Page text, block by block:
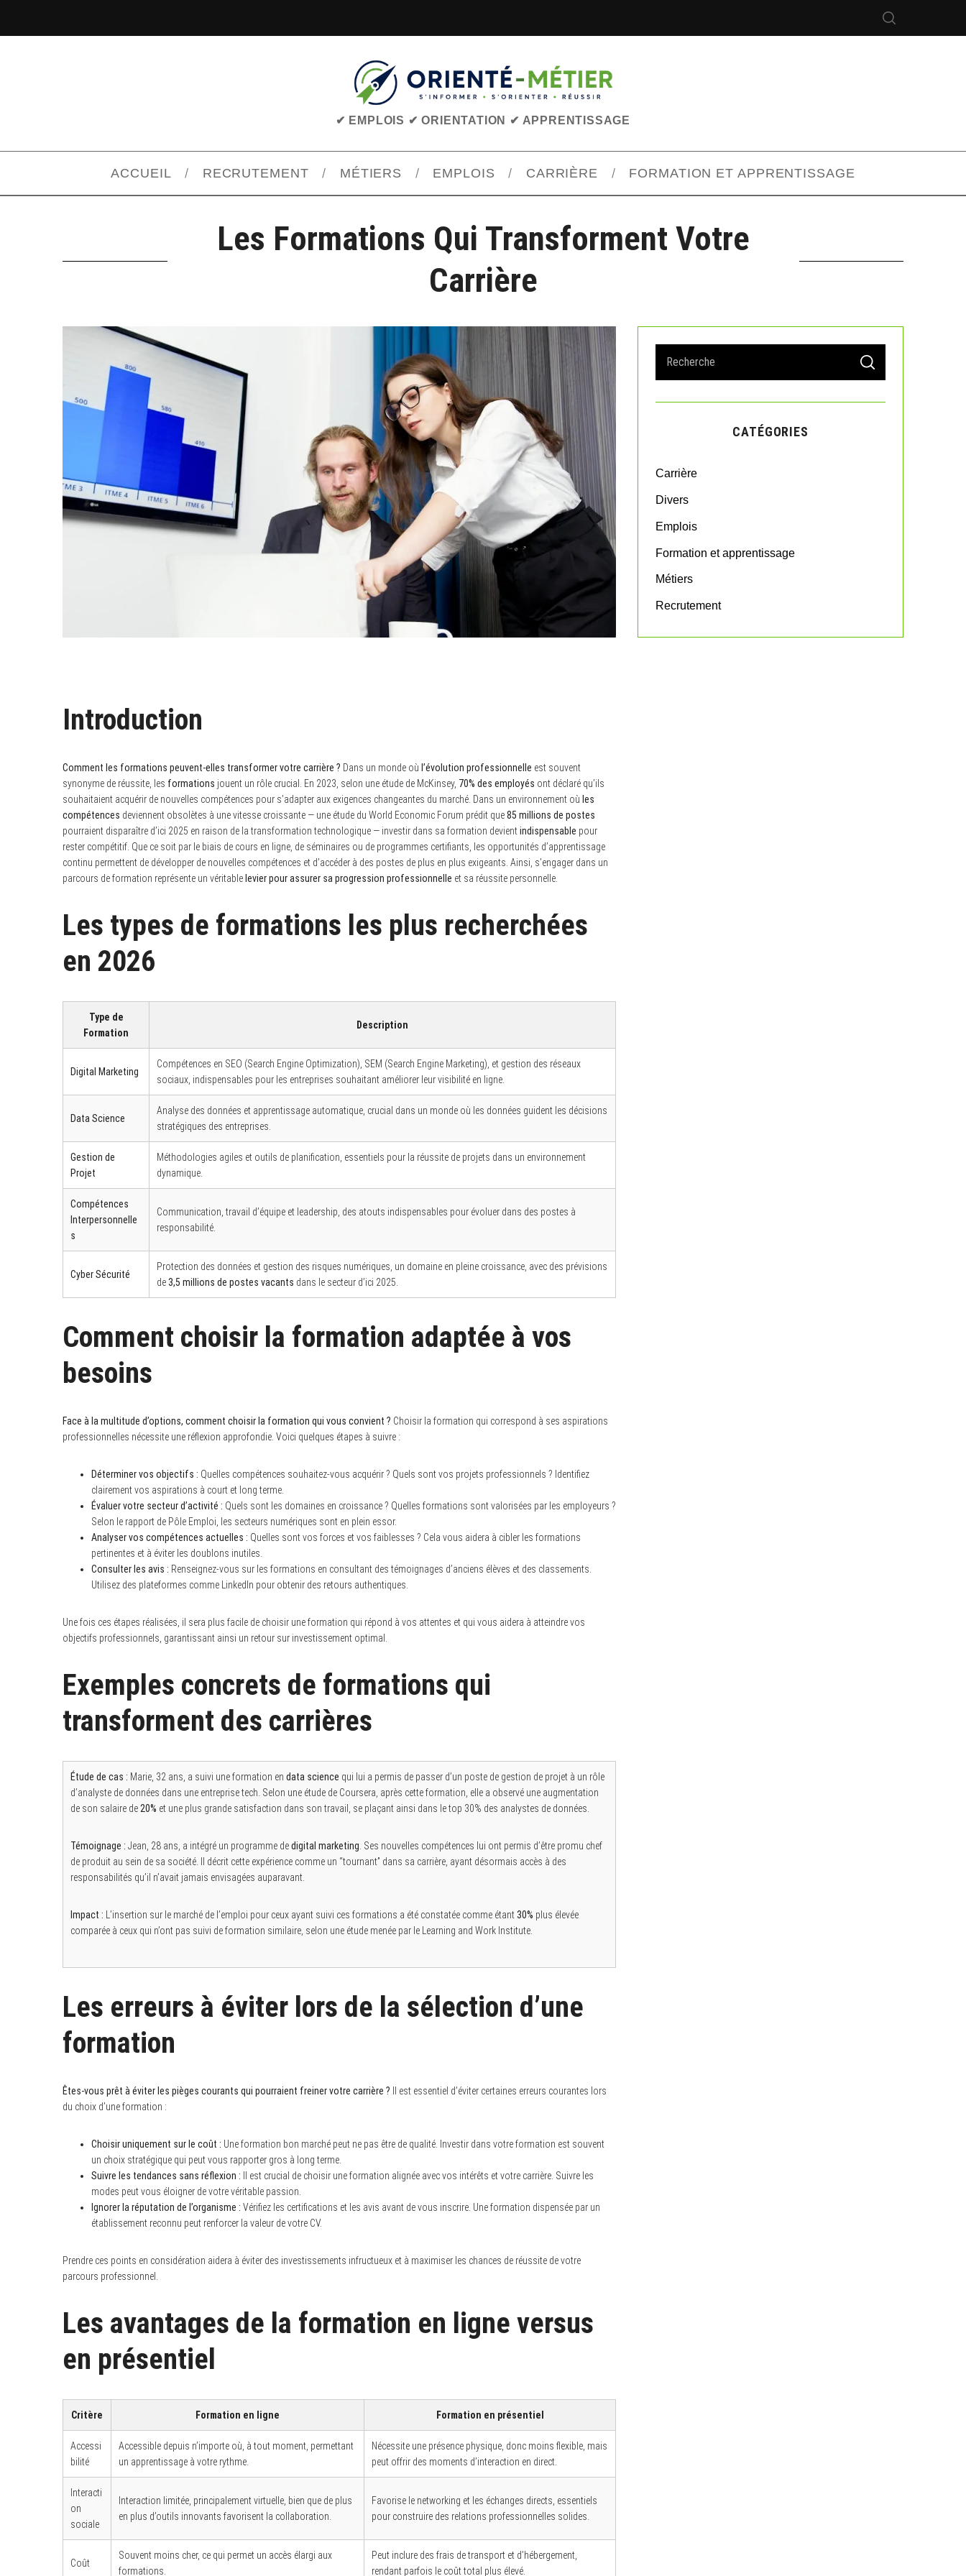
✔ EMPLOIS ✔ ORIENTATION ✔ APPRENTISSAGE
ACCUEIL RECRUTEMENT MÉTIERS EMPLOIS CARRIÈRE FORMATION ET APPRENTISSAGE
Les Formations Qui Transforment Votre
Carrière
Introduction
Comment les formations peuvent-elles transformer votre carrière ? Dans un monde où l’évolution professionnelle est souvent
synonyme de réussite, les formations jouent un rôle crucial. En 2023, selon une étude de McKinsey, 70% des employés ont déclaré qu’ils
souhaitaient acquérir de nouvelles compétences pour s’adapter aux exigences changeantes du marché. Dans un environnement où les
compétences deviennent obsolètes à une vitesse croissante — une étude du World Economic Forum prédit que85 millions de postes
pourraient disparaître d’ici 2025 en raison de la transformation technologique — investir dans sa formation devientindispensable pour
rester compétitif. Que ce soit par le biais de cours en ligne, de séminaires ou de programmes certifiants, les opportunités d’apprentissage
continu permettent de développer de nouvelles compétences et d’accéder à des postes de plus en plus exigeants. Ainsi, s’engager dans un
parcours de formation représente un véritable levier pour assurer sa progression professionnelle et sa réussite personnelle.
Les types de formations les plus recherchées
en 2026
Type de
Formation
Description
Digital Marketing
Compétences en SEO (Search Engine Optimization), SEM (Search Engine Marketing), et gestion des réseaux
sociaux, indispensables pour les entreprises souhaitant améliorer leur visibilité en ligne.
Data Science
Analyse des données et apprentissage automatique, crucial dans un monde où les données guident les décisions
stratégiques des entreprises.
Gestion de
Projet
Méthodologies agiles et outils de planification, essentiels pour la réussite de projets dans un environnement
dynamique.
Compétences
Interpersonnelle
s
Communication, travail d’équipe et leadership, des atouts indispensables pour évoluer dans des postes à
responsabilité.
Cyber Sécurité
Protection des données et gestion des risques numériques, un domaine en pleine croissance, avec des prévisions
de3,5 millions de postes vacants dans le secteur d’ici 2025.
Comment choisir la formation adaptée à vos
besoins
Face à la multitude d’options, comment choisir la formation qui vous convient ? Choisir la formation qui correspond à ses aspirations
professionnelles nécessite une réflexion approfondie. Voici quelques étapes à suivre :
Déterminer vos objectifs : Quelles compétences souhaitez-vous acquérir ? Quels sont vos projets professionnels ? Identifiez
clairement vos aspirations à court et long terme.
Évaluer votre secteur d’activité : Quels sont les domaines en croissance ? Quelles formations sont valorisées par les employeurs ?
Selon le rapport de Pôle Emploi, les secteurs numériques sont en plein essor.
Analyser vos compétences actuelles : Quelles sont vos forces et vos faiblesses ? Cela vous aidera à cibler les formations
pertinentes et à éviter les doublons inutiles.
Consulter les avis : Renseignez-vous sur les formations en consultant des témoignages d’anciens élèves et des classements.
Utilisez des plateformes comme LinkedIn pour obtenir des retours authentiques.
Une fois ces étapes réalisées, il sera plus facile de choisir une formation qui répond à vos attentes et qui vous aidera à atteindre vos
objectifs professionnels, garantissant ainsi un retour sur investissement optimal.
Exemples concrets de formations qui
transforment des carrières
Étude de cas : Marie, 32 ans, a suivi une formation en data science qui lui a permis de passer d’un poste de gestion de projet à un rôle
d’analyste de données dans une entreprise tech. Selon une étude de Coursera, après cette formation, elle a observé une augmentation
de son salaire de 20% et une plus grande satisfaction dans son travail, se plaçant ainsi dans le top 30% des analystes de données.
Témoignage : Jean, 28 ans, a intégré un programme dedigital marketing . Ses nouvelles compétences lui ont permis d’être promu chef
de produit au sein de sa société. Il décrit cette expérience comme un “tournant” dans sa carrière, ayant désormais accès à des
responsabilités qu’il n’avait jamais envisagées auparavant.
Impact : L’insertion sur le marché de l’emploi pour ceux ayant suivi ces formations a été constatée comme étant30% plus élevée
comparée à ceux qui n’ont pas suivi de formation similaire, selon une étude menée par le Learning and Work Institute.
Les erreurs à éviter lors de la sélection d’une
formation
Êtes-vous prêt à éviter les pièges courants qui pourraient freiner votre carrière ? Il est essentiel d’éviter certaines erreurs courantes lors
du choix d’une formation :
Choisir uniquement sur le coût : Une formation bon marché peut ne pas être de qualité. Investir dans votre formation est souvent
un choix stratégique qui peut vous rapporter gros à long terme.
Suivre les tendances sans réflexion : Il est crucial de choisir une formation alignée avec vos intérêts et votre carrière. Suivre les
modes peut vous éloigner de votre véritable passion.
Ignorer la réputation de l’organisme : Vérifiez les certifications et les avis avant de vous inscrire. Une formation dispensée par un
établissement reconnu peut renforcer la valeur de votre CV.
Prendre ces points en considération aidera à éviter des investissements infructueux et à maximiser les chances de réussite de votre
parcours professionnel.
Les avantages de la formation en ligne versus
en présentiel
Critère Formation en ligne Formation en présentiel
Accessi
bilité
Accessible depuis n’importe où, à tout moment, permettant
un apprentissage à votre rythme.
Nécessite une présence physique, donc moins flexible, mais
peut offrir des moments d’interaction en direct.
Interacti
on
sociale
Interaction limitée, principalement virtuelle, bien que de plus
en plus d’outils innovants favorisent la collaboration.
Favorise le networking et les échanges directs, essentiels
pour construire des relations professionnelles solides.
Coût
Souvent moins cher, ce qui permet un accès élargi aux
formations.
Peut inclure des frais de transport et d’hébergement,
rendant parfois le coût total plus élevé.
a
r
o
S
A
C
CATÉGORIES
Carrière
Divers
Emplois
Formation et apprentissage
Métiers
Recrutement
e
a
h
f
o